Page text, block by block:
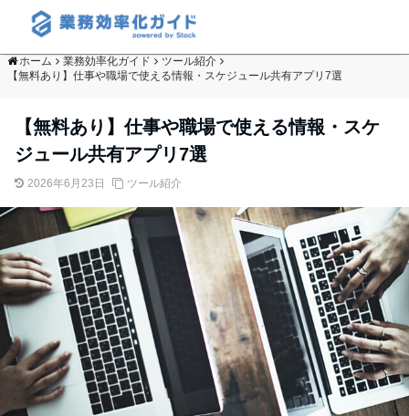
ホーム 業務効率化ガイド
ツール紹介
【無料あり】仕事や職場で使える情報・スケジュール共有アプリ7選
【無料あり】仕事や職場で使える情報・スケ
ジュール共有アプリ7選
2026年6月23日 ツール紹介